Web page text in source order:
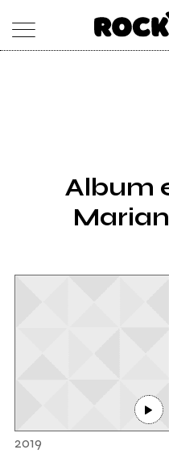
SHOP
RADIO
Album
2019